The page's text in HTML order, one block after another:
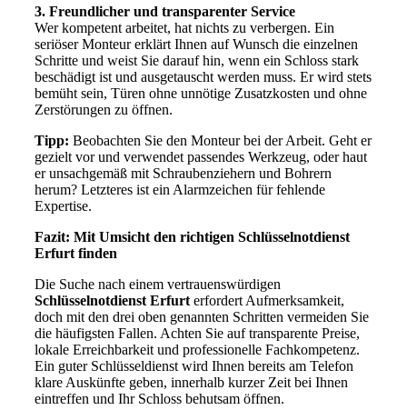
3. Freundlicher und transparenter Service
Wer kompetent arbeitet, hat nichts zu verbergen. Ein
seriöser Monteur erklärt Ihnen auf Wunsch die einzelnen
Schritte und weist Sie darauf hin, wenn ein Schloss stark
beschädigt ist und ausgetauscht werden muss. Er wird stets
bemüht sein, Türen ohne unnötige Zusatzkosten und ohne
Zerstörungen zu öffnen.
Tipp: Beobachten Sie den Monteur bei der Arbeit. Geht er
gezielt vor und verwendet passendes Werkzeug, oder haut
er unsachgemäß mit Schraubenziehern und Bohrern
herum? Letzteres ist ein Alarmzeichen für fehlende
Expertise.
Fazit: Mit Umsicht den richtigen Schlüsselnotdienst
Erfurt finden
Die Suche nach einem vertrauenswürdigen
Schlüsselnotdienst Erfurterfordert Aufmerksamkeit,
doch mit den drei oben genannten Schritten vermeiden Sie
die häufigsten Fallen. Achten Sie auf transparente Preise,
lokale Erreichbarkeit und professionelle Fachkompetenz.
Ein guter Schlüsseldienst wird Ihnen bereits am Telefon
klare Auskünfte geben, innerhalb kurzer Zeit bei Ihnen
eintreffen und Ihr Schloss behutsam öffnen.